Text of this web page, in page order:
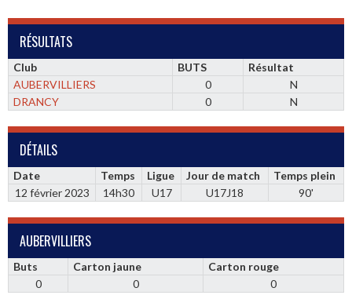
RÉSULTATS
Club BUTS
Résultat
AUBERVILLIERS
0
N
DRANCY
0 N
DÉTAILS
Date Temps Ligue Jour de match
Temps plein
12 février 2023
14h30 U17 U17J18 90'
AUBERVILLIERS
Buts Carton jaune
Carton rouge
0
0 0